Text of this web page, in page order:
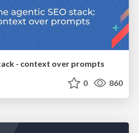
- context over prompts
0 860